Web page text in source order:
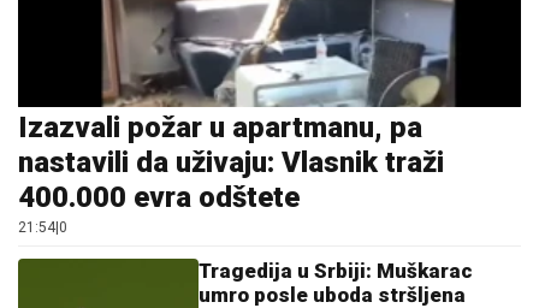
Izazvali požar u apartmanu, pa
nastavili da uživaju: Vlasnik traži
400.000 evra odštete
21:54 0
Tragedija u Srbiji: Muškarac
umro posle uboda stršljena